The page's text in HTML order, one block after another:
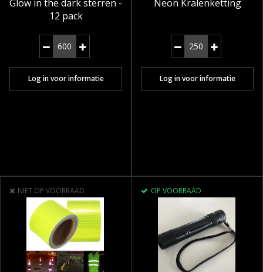
Glow in the dark sterren -
12 pack
Log in voor informatie
Neon Kralenketting
Log in voor informatie
NIET OP VOORRAAD OP VOORRAAD